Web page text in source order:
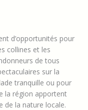
d’opportunités pour
collines et les
de tous
sur la
tranquille ou pour
la région apportent
de la nature locale.